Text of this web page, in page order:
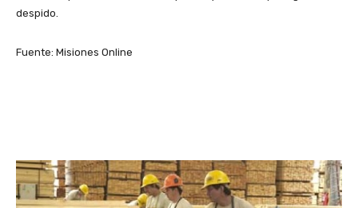
despido.
Fuente: Misiones Online